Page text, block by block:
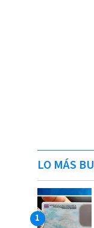
LO MÁS